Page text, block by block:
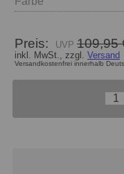
Preis: 109,95
inkl. MwSt., zzgl. Versand
Versandkostenfrei innerhalb